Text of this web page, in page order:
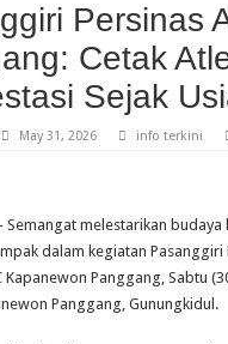
Persinas
Cetak
Sejak
May 31, 2026 info terkini
Semangat melestarikan
dalam kegiatan Pasanggiri
Kapanewon Panggang, Sabtu
Panggang, Gunungkidul.